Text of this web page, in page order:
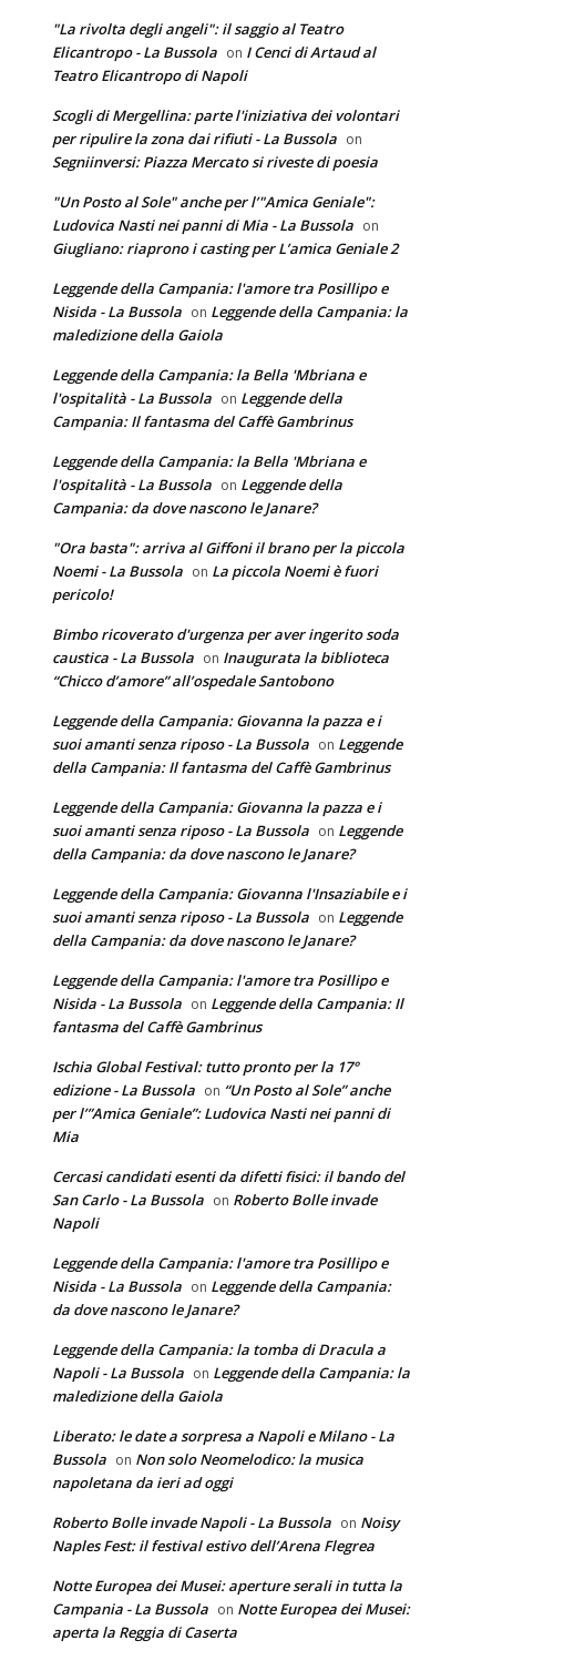
"La rivolta degli angeli": il saggio al Teatro
Elicantropo - La Bussola on I Cenci di Artaud al
Teatro Elicantropo di Napoli
Scogli di Mergellina: parte l'iniziativa dei volontari
per ripulire la zona dai rifiuti - La Bussola on
Segniinversi: Piazza Mercato si riveste di poesia
"Un Posto al Sole" anche per l’"Amica Geniale":
Ludovica Nasti nei panni di Mia - La Bussola on
Giugliano: riaprono i casting per L’amica Geniale 2
Leggende della Campania: l'amore tra Posillipo e
Nisida - La Bussola on Leggende della Campania: la
maledizione della Gaiola
Leggende della Campania: la Bella 'Mbriana e
l'ospitalità - La Bussola on Leggende della
Campania: Il fantasma del Caffè Gambrinus
Leggende della Campania: la Bella 'Mbriana e
l'ospitalità - La Bussola on Leggende della
Campania: da dove nascono le Janare?
"Ora basta": arriva al Giffoni il brano per la piccola
Noemi - La Bussola on La piccola Noemi è fuori
pericolo!
Bimbo ricoverato d'urgenza per aver ingerito soda
caustica - La Bussola on Inaugurata la biblioteca
“Chicco d’amore” all’ospedale Santobono
Leggende della Campania: Giovanna la pazza e i
suoi amanti senza riposo - La Bussola on Leggende
della Campania: Il fantasma del Caffè Gambrinus
Leggende della Campania: Giovanna la pazza e i
suoi amanti senza riposo - La Bussola on Leggende
della Campania: da dove nascono le Janare?
Leggende della Campania: Giovanna l'Insaziabile e i
suoi amanti senza riposo - La Bussola on Leggende
della Campania: da dove nascono le Janare?
Leggende della Campania: l'amore tra Posillipo e
Nisida - La Bussola on Leggende della Campania: Il
fantasma del Caffè Gambrinus
Ischia Global Festival: tutto pronto per la 17°
edizione - La Bussola on “Un Posto al Sole” anche
per l’”Amica Geniale”: Ludovica Nasti nei panni di
Mia
Cercasi candidati esenti da difetti fisici: il bando del
San Carlo - La Bussola on Roberto Bolle invade
Napoli
Leggende della Campania: l'amore tra Posillipo e
Nisida - La Bussola on Leggende della Campania:
da dove nascono le Janare?
Leggende della Campania: la tomba di Dracula a
Napoli - La Bussola on Leggende della Campania: la
maledizione della Gaiola
Liberato: le date a sorpresa a Napoli e Milano - La
Bussola on Non solo Neomelodico: la musica
napoletana da ieri ad oggi
Roberto Bolle invade Napoli - La Bussola on Noisy
Naples Fest: il festival estivo dell’Arena Flegrea
Notte Europea dei Musei: aperture serali in tutta la
Campania - La Bussola on Notte Europea dei Musei:
aperta la Reggia di Caserta